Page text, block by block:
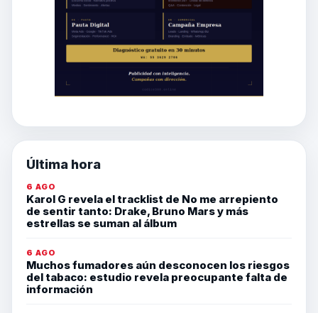
Última hora
6 AGO
Karol G revela el tracklist de No me arrepiento
de sentir tanto: Drake, Bruno Mars y más
estrellas se suman al álbum
6 AGO
Muchos fumadores aún desconocen los riesgos
del tabaco: estudio revela preocupante falta de
información